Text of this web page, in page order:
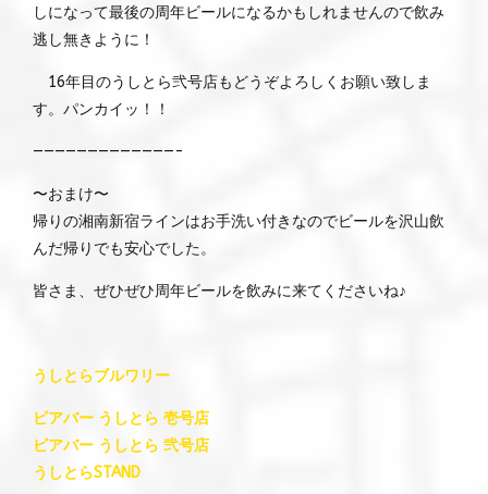
しになって最後の周年ビールになるかもしれませんので飲み
逃し無きように！
16年目のうしとら弐号店もどうぞよろしくお願い致しま
す。パンカイッ！！
—————————————-
〜おまけ〜
帰りの湘南新宿ラインはお手洗い付きなのでビールを沢山飲
んだ帰りでも安心でした。
皆さま、ぜひぜひ周年ビールを飲みに来てくださいね♪
うしとらブルワリー
ビアバー うしとら 壱号店
ビアバー うしとら 弐号店
うしとらSTAND